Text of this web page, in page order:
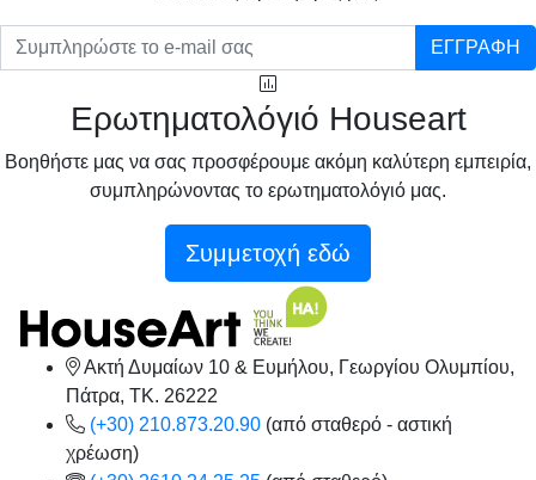
ΕΓΓΡΑΦΗ
Ερωτηματολόγιό Houseart
Βοηθήστε μας να σας προσφέρουμε ακόμη καλύτερη εμπειρία,
συμπληρώνοντας το ερωτηματολόγιό μας.
Συμμετοχή εδώ
Ακτή Δυμαίων 10 & Ευμήλου, Γεωργίου Ολυμπίου,
Πάτρα, TK. 26222
(+30) 210.873.20.90 (από σταθερό - αστική
χρέωση)